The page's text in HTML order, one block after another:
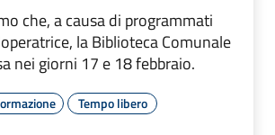
che, a causa di programmati
la Biblioteca Comunale
nei giorni 17 e 18 febbraio.
Tempo libero